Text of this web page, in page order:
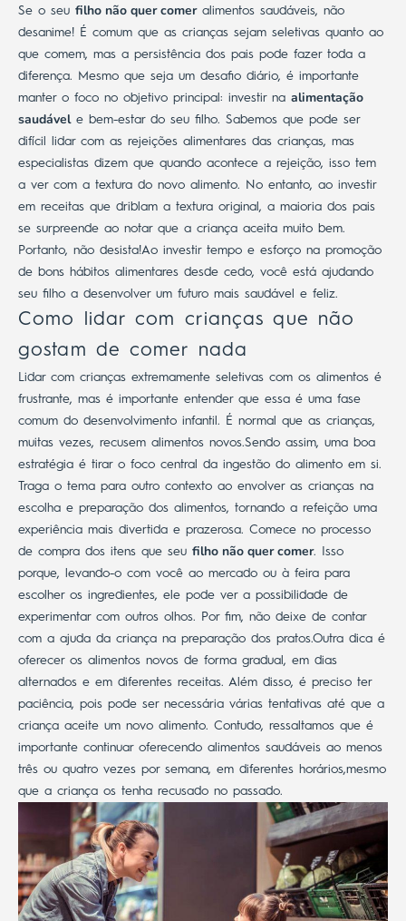
Se o seu filho não quer comeralimentos saudáveis, não
desanime! É comum que as crianças sejam seletivas quanto ao
que comem, mas a persistência dos pais pode fazer toda a
diferença.
Mesmo que seja um desafio diário, é importante
manter o foco no objetivo principal: investir na alimentação
saudávele bem-estar do seu filho. Sabemos que pode ser
difícil lidar com as rejeições alimentares das crianças, mas
especialistas dizem que quando acontece a rejeição, isso tem
a ver com a textura do novo alimento.
No entanto, ao investir
em receitas que driblam a textura original, a maioria dos pais
se surpreende ao notar que a criança aceita muito bem.
Portanto, não desista!Ao investir tempo e esforço na promoção
de bons hábitos alimentares desde cedo, você está ajudando
seu filho a desenvolver um futuro mais saudável e feliz.
Como lidar com crianças que não
gostam de comer nada
Lidar com crianças extremamente seletivas com os alimentos é
frustrante, mas é importante entender que essa é uma fase
comum do desenvolvimento infantil. É normal que as crianças,
muitas vezes, recusem alimentos novos.Sendo assim, uma boa
estratégia é tirar o foco central da ingestão do alimento em si.
Traga o tema para outro contexto ao envolver as crianças na
escolha e preparação dos alimentos, tornando a refeição uma
experiência mais divertida e prazerosa. Comece no processo
de compra dos itens que seu filho não quer comer. Isso
porque, levando-o com você ao mercado ou à feira para
escolher os ingredientes, ele pode ver a possibilidade de
experimentar com outros olhos. Por fim, não deixe de contar
com a ajuda da criança na preparação dos pratos.Outra dica é
oferecer os alimentos novos de forma gradual, em dias
alternados e em diferentes receitas. Além disso, é preciso ter
paciência, pois pode ser necessária várias tentativas até que a
criança aceite um novo alimento. Contudo, ressaltamos que é
importante continuar oferecendo alimentos saudáveis ao menos
três ou quatro vezes por semana, em diferentes horários,​​mesmo
que a criança os tenha recusado no passado.